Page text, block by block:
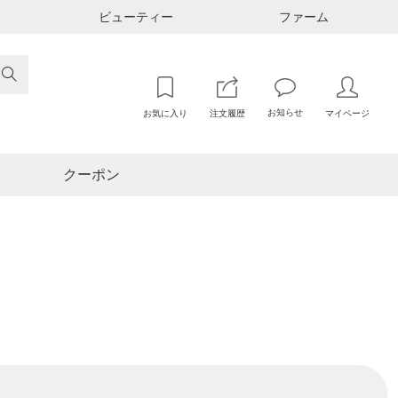
ビューティー ファーム

お気に入り 注文履歴 お知らせ マイページ
クーポン